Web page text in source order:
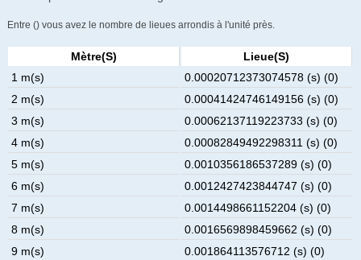
Entre () vous avez le nombre de lieues arrondis à l'unité près.
Mètre(s)
Lieue(s)
1 m(s)
0.00020712373074578 (s) (0)
2 m(s)
0.00041424746149156 (s) (0)
3 m(s)
0.00062137119223733 (s) (0)
4 m(s)
0.00082849492298311 (s) (0)
5 m(s)
0.0010356186537289 (s) (0)
6 m(s)
0.0012427423844747 (s) (0)
7 m(s)
0.0014498661152204 (s) (0)
8 m(s)
0.0016569898459662 (s) (0)
9 m(s)
0.001864113576712 (s) (0)